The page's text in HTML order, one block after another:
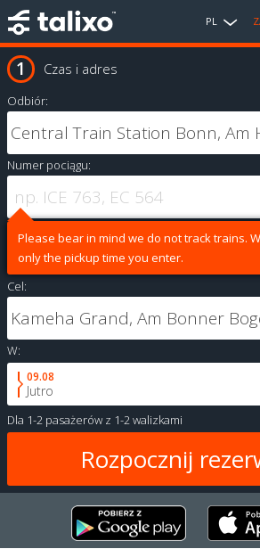
PL
Czas i adres
Odbiór:
Numer pociągu:
Please bear in mind we do not track trains.
only the pickup time you enter.
Cel:
W:
09.08
Jutro
Dla 1-2 pasażerów z 1-2 walizkami